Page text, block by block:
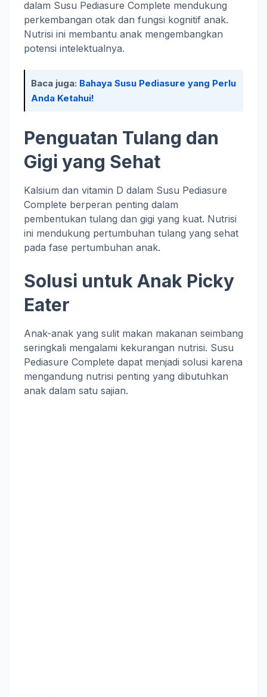
dalam Susu Pediasure Complete mendukung
perkembangan otak dan fungsi kognitif anak.
Nutrisi ini membantu anak mengembangkan
potensi intelektualnya.
Baca juga: Bahaya Susu Pediasure yang Perlu
Anda Ketahui!
Penguatan Tulang dan
Gigi yang Sehat
Kalsium dan vitamin D dalam Susu Pediasure
Complete berperan penting dalam
pembentukan tulang dan gigi yang kuat. Nutrisi
ini mendukung pertumbuhan tulang yang sehat
pada fase pertumbuhan anak.
Solusi untuk Anak Picky
Eater
Anak-anak yang sulit makan makanan seimbang
seringkali mengalami kekurangan nutrisi. Susu
Pediasure Complete dapat menjadi solusi karena
mengandung nutrisi penting yang dibutuhkan
anak dalam satu sajian.